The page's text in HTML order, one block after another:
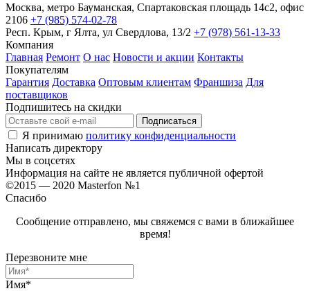
Москва, метро Бауманская, Спартаковская площадь 14с2, офис
2106 +7 (985) 574-02-78
Респ. Крым, г Ялта, ул Свердлова, 13/2 +7 (978) 561-13-33
Компания
Главная Ремонт О нас Новости и акции Контакты
Покупателям
Гарантия Доставка Оптовым клиентам Франшиза Для
поставщиков
Подпишитесь на скидки
Я принимаю политику конфиденциальности
Написать директору
Мы в соцсетях
Информация на сайте не является публичной офертой
©2015 — 2020 Masterfon №1
Спасибо
Сообщение отправлено, мы свяжемся с вами в ближайшее
время!
Перезвоните мне
Имя*